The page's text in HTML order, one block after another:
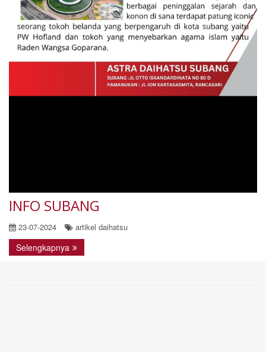
INFO SUBANG
23-07-2024 artikel daihatsu
Selengkapnya